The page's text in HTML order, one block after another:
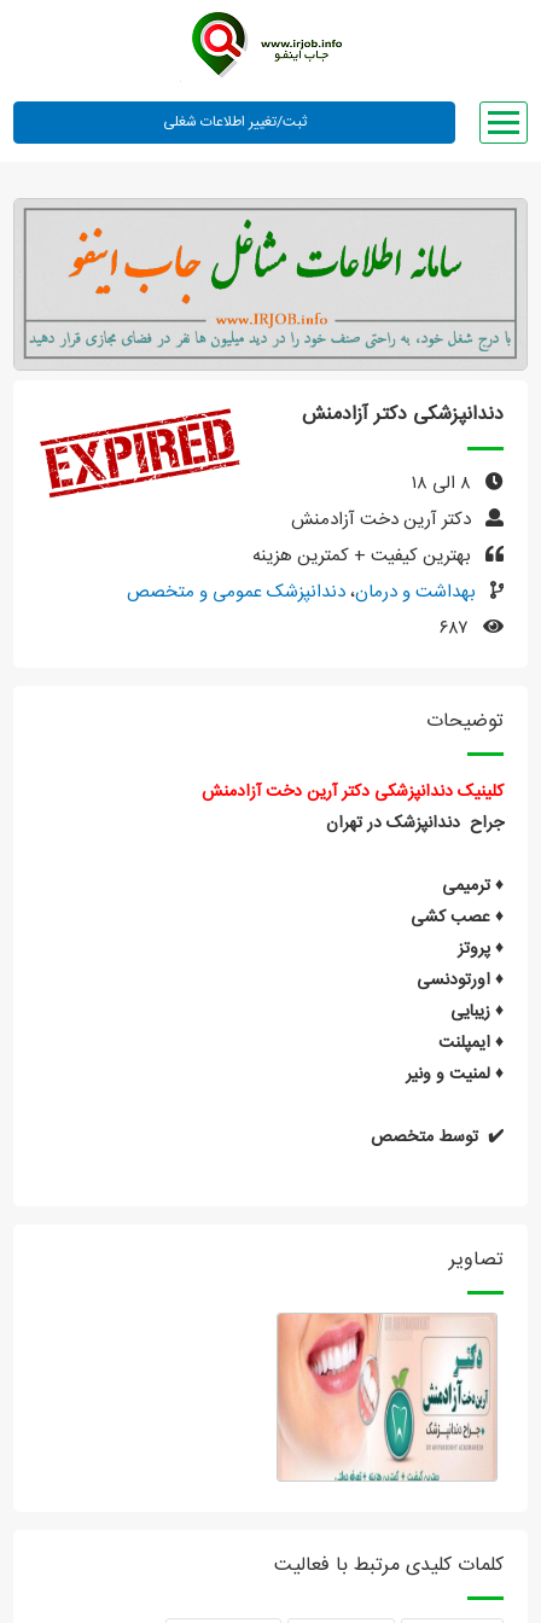
وبلاگ
معرفی ما
تعرفه ها
راهنما
ورود یا عضویت
دندانپزشکی دکتر آزادمنش
دکتر آرین دخت آزادمنش
بهترین کیفیت + کمترین هزینه
بهداشت و درمان،دندانپزشک عمومی و متخصص
توضیحات
کلینیک دندانپزشکی دکتر آرین دخت آزادمنش
جراح دندانپزشک در تهران
♦️ترمیمی
♦️عصبکشی
♦️پروتز
♦️اورتودنسی
♦️زیبایی
♦️ایمپلنت
♦️لمنیتوونیر
✔️ توسط متخصص
تصاویر
کلمات کلیدی مرتبط با فعالیت